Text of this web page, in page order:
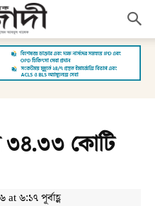
৩৪.৩৩ কোটি
৬:১৭ পূর্বাহ্ণ